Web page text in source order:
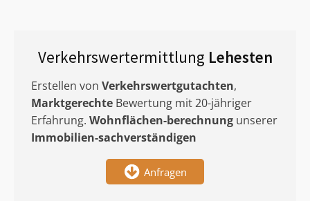
Verkehrswertermittlung Lehesten
Erstellen von Verkehrswertgutachten,
Marktgerechte Bewertung mit 20-jähriger
Erfahrung. Wohnflächen-berechnung unserer
Immobilien-sachverständigen
Anfragen